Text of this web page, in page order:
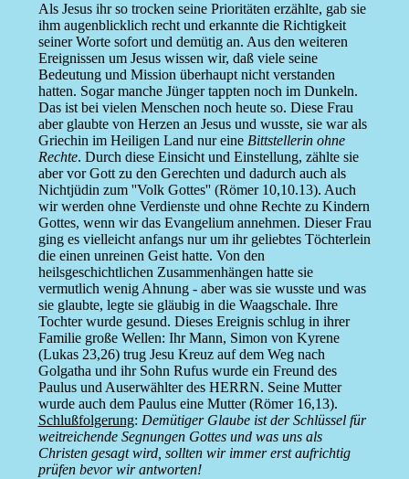
Als Jesus ihr so trocken seine Prioritäten erzählte, gab sie
ihm augenblicklich recht und erkannte die Richtigkeit
seiner Worte sofort und demütig an. Aus den weiteren
Ereignissen um Jesus wissen wir, daß viele seine
Bedeutung und Mission überhaupt nicht verstanden
hatten. Sogar manche Jünger tappten noch im Dunkeln.
Das ist bei vielen Menschen noch heute so. Diese Frau
aber glaubte von Herzen an Jesus und wusste, sie war als
Griechin im Heiligen Land nur eine Bittstellerin ohne
Rechte. Durch diese Einsicht und Einstellung, zählte sie
aber vor Gott zu den Gerechten und dadurch auch als
Nichtjüdin zum ''Volk Gottes'' (Römer 10,10.13). Auch
wir werden ohne Verdienste und ohne Rechte zu Kindern
Gottes, wenn wir das Evangelium annehmen. Dieser Frau
ging es vielleicht anfangs nur um ihr geliebtes Töchterlein
die einen unreinen Geist hatte. Von den
heilsgeschichtlichen Zusammenhängen hatte sie
vermutlich wenig Ahnung - aber was sie wusste und was
sie glaubte, legte sie gläubig in die Waagschale. Ihre
Tochter wurde gesund. Dieses Ereignis schlug in ihrer
Familie große Wellen: Ihr Mann, Simon von Kyrene
(Lukas 23,26) trug Jesu Kreuz auf dem Weg nach
Golgatha und ihr Sohn Rufus wurde ein Freund des
Paulus und Auserwählter des HERRN. Seine Mutter
wurde auch dem Paulus eine Mutter (Römer 16,13).
Schlußfolgerung: Demütiger Glaube ist der Schlüssel für
weitreichende Segnungen Gottes und was uns als
Christen gesagt wird, sollten wir immer erst aufrichtig
prüfen bevor wir antworten!